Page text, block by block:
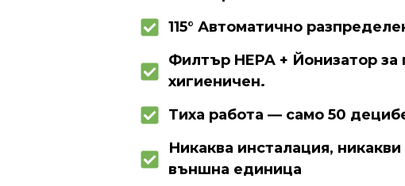
115° Автоматично
Филтър HEPA + Йонизатор за
хигиеничен.
Тиха работа — само 50
Никаква инсталация,
външна единица